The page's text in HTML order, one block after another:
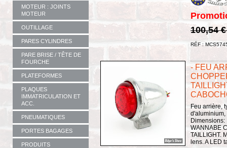
MOTEUR : JOINTS
MOTEUR
OUTILLAGE
PARES CYLINDRES
PARE BRISE / TÊTE DE
FOURCHE
PLATEFORMES
PLAQUES
IMMATRICULATION ET
ACC.
PNEUMATIQUES
PORTES BAGAGES
PRODUITS
100,54
RÉF :
- FEU
Feu arrière,
Dimensions:
WANNABE
TAILLIGHT.
lens. A LED